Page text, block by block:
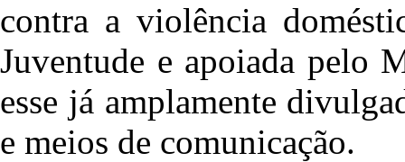
contra a violência
Juventude e apoiada pelo
esse já amplamente
e meios de comunicação.